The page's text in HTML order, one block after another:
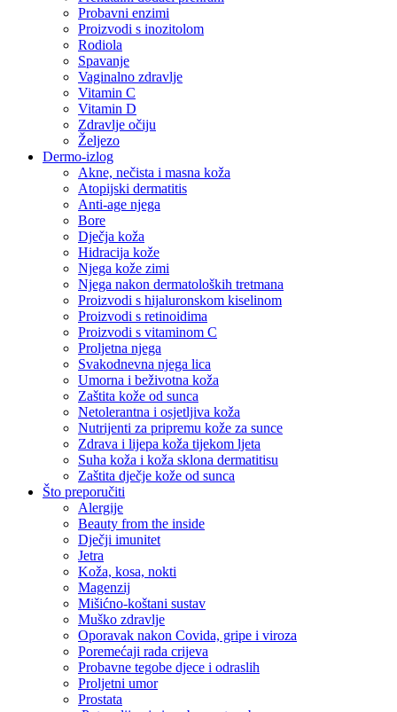
Probavni enzimi
Proizvodi s inozitolom
Rodiola
Spavanje
Vaginalno zdravlje
Vitamin C
Vitamin D
Zdravlje očiju
Željezo
Dermo-izlog
Akne, nečista i masna koža
Atopijski dermatitis
Anti-age njega
Bore
Dječja koža
Hidracija kože
Njega kože zimi
Njega nakon dermatoloških tretmana
Proizvodi s hijaluronskom kiselinom
Proizvodi s retinoidima
Proizvodi s vitaminom C
Proljetna njega
Svakodnevna njega lica
Umorna i beživotna koža
Zaštita kože od sunca
Netolerantna i osjetljiva koža
Nutrijenti za pripremu kože za sunce
Zdrava i lijepa koža tijekom ljeta
Suha koža i koža sklona dermatitisu
Zaštita dječje kože od sunca
Što preporučiti
Alergije
Beauty from the inside
Dječji imunitet
Jetra
Koža, kosa, nokti
Magenzij
Mišićno-koštani sustav
Muško zdravlje
Oporavak nakon Covida, gripe i viroza
Poremećaji rada crijeva
Probavne tegobe djece i odraslih
Proljetni umor
Prostata